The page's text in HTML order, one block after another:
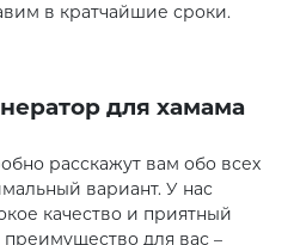
в кратчайшие сроки.
для хамама
расскажут вам обо всех
вариант. У нас
качество и приятный
для вас –